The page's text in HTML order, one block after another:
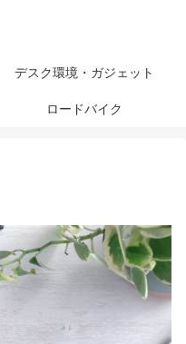
デスク環境・ガジェット
ロードバイク